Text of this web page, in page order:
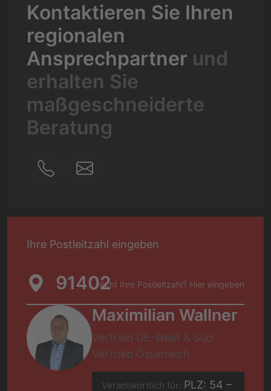
Kontaktieren Sie Ihren
regionalen
Ansprechpartner und
erhalten Sie
maßgeschneiderte
Beratung
Ihre Postleitzahl eingeben
Nicht Ihre Postleitzahl? Hier eingeben
Maximilian Wallner
Vertrieb DE-West & Süd
Vertrieb Österreich
Verantwortlich für: PLZ: 54 –